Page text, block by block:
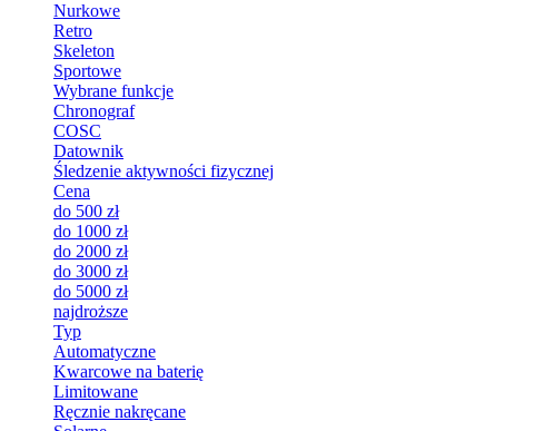
Nurkowe
Retro
Skeleton
Sportowe
Wybrane funkcje
Chronograf
COSC
Datownik
Śledzenie aktywności fizycznej
Cena
do 500 zł
do 1000 zł
do 2000 zł
do 3000 zł
do 5000 zł
najdroższe
Typ
Automatyczne
Kwarcowe na baterię
Limitowane
Ręcznie nakręcane